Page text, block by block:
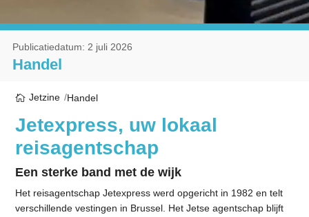
Handel
Publicatiedatum: 2 juli 2026
Jetzine Handel
Jetexpress, uw lokaal
reisagentschap
Een sterke band met de wijk
Het reisagentschap Jetexpress werd opgericht in 1982 en telt
verschillende vestingen in Brussel. Het Jetse agentschap blijft